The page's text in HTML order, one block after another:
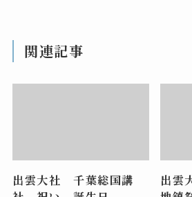
関連記事
出雲大社 千葉総国講
出雲